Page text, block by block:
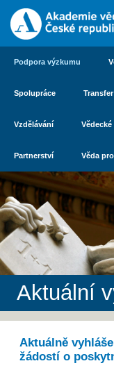
Podpora výzkumu
Spolupráce
Vzdělávání
Partnerství Věda
Aktuální
Aktuálně
žádostí o